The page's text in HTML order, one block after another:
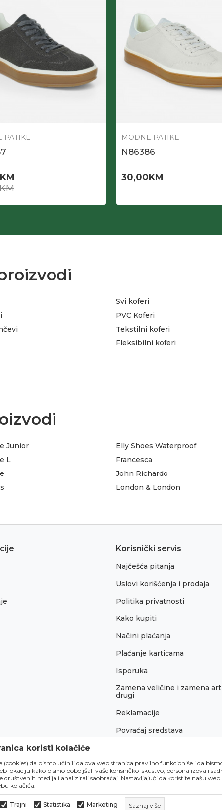
PATIKE
KM
KM
MODNE PATIKE
N86386
30,00KM
Svi koferi
PVC Koferi
Tekstilni koferi
Fleksibilni koferi
Junior
L
Elly Shoes Waterproof
Francesca
John Richardo
London & London
Korisnički servis
Najčešća pitanja
Uslovi korišćenja i prodaja
Politika privatnosti
Kako kupiti
Načini plaćanja
Plaćanje karticama
Isporuka
Zamena veličine i zamena
drugi
Reklamacije
Povraćaj sredstava
koristi kolačiće
(cookies) da bismo učinili da ova web stranica pravilno funkcioniše i da
lokaciju kako bismo poboljšali vaše korisničko iskustvo, personalizovali
društvenih medija i analizirali saobraćaj. Nastavljajući da koristite našu web
kolačića.
Trajni Statistika Marketing Saznaj više